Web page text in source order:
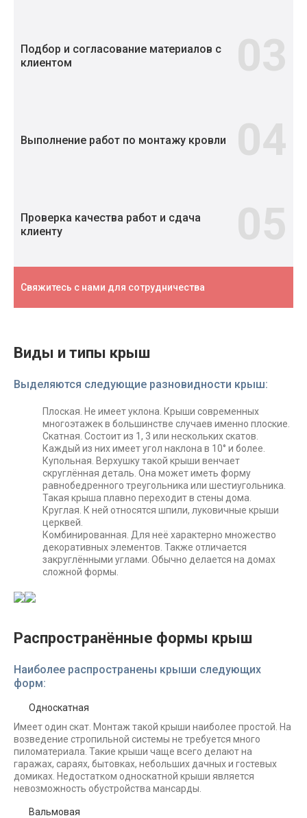
Подбор и согласование материалов с
клиентом
03
Выполнение работ по монтажу кровли 04
Проверка качества работ и сдача
клиенту
05
Свяжитесь с нами для сотрудничества
Виды и типы крыш
Выделяются следующие разновидности крыш:
Плоская. Не имеет уклона. Крыши современных
многоэтажек в большинстве случаев именно плоские.
Скатная. Состоит из 1, 3 или нескольких скатов.
Каждый из них имеет угол наклона в 10° и более.
Купольная. Верхушку такой крыши венчает
скруглённая деталь. Она может иметь форму
равнобедренного треугольника или шестиугольника.
Такая крыша плавно переходит в стены дома.
Круглая. К ней относятся шпили, луковичные крыши
церквей.
Комбинированная. Для неё характерно множество
декоративных элементов. Также отличается
закруглёнными углами. Обычно делается на домах
сложной формы.
Распространённые формы крыш
Наиболее распространены крыши следующих
форм:
Односкатная
Имеет один скат. Монтаж такой крыши наиболее простой. На
возведение стропильной системы не требуется много
пиломатериала. Такие крыши чаще всего делают на
гаражах, сараях, бытовках, небольших дачных и гостевых
домиках. Недостатком односкатной крыши является
невозможность обустройства мансарды.
Вальмовая